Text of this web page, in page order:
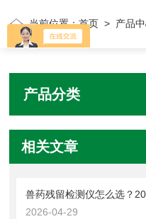
当前位置：首页 > 产品
产品分类
相关文章
2026-04-29